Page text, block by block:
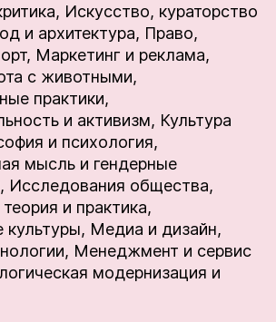
Искусство, кураторство
и архитектура, Право,
Маркетинг и реклама,
с животными,
практики,
и активизм, Культура
и психология,
мысль и гендерные
Исследования общества,
и практика,
культуры, Медиа и дизайн,
Менеджмент и сервис
модернизация и